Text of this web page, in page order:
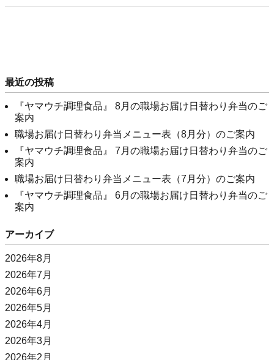
最近の投稿
『ヤマウチ調理食品』 8月の職場お届け日替わり弁当のご
案内
職場お届け日替わり弁当メニュー表（8月分）のご案内
『ヤマウチ調理食品』 7月の職場お届け日替わり弁当のご
案内
職場お届け日替わり弁当メニュー表（7月分）のご案内
『ヤマウチ調理食品』 6月の職場お届け日替わり弁当のご
案内
アーカイブ
2026年8月
2026年7月
2026年6月
2026年5月
2026年4月
2026年3月
2026年2月